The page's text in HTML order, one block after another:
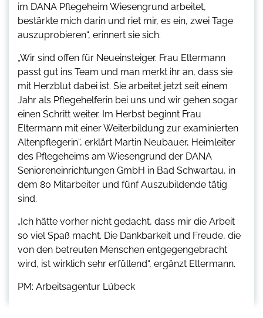
im DANA Pflegeheim Wiesengrund arbeitet,
bestärkte mich darin und riet mir, es ein, zwei Tage
auszuprobieren“, erinnert sie sich.
„Wir sind offen für Neueinsteiger. Frau Eltermann
passt gut ins Team und man merkt ihr an, dass sie
mit Herzblut dabei ist. Sie arbeitet jetzt seit einem
Jahr als Pflegehelferin bei uns und wir gehen sogar
einen Schritt weiter. Im Herbst beginnt Frau
Eltermann mit einer Weiterbildung zur examinierten
Altenpflegerin“, erklärt Martin Neubauer, Heimleiter
des Pflegeheims am Wiesengrund der DANA
Senioreneinrichtungen GmbH in Bad Schwartau, in
dem 80 Mitarbeiter und fünf Auszubildende tätig
sind.
„Ich hätte vorher nicht gedacht, dass mir die Arbeit
so viel Spaß macht. Die Dankbarkeit und Freude, die
von den betreuten Menschen entgegengebracht
wird, ist wirklich sehr erfüllend“, ergänzt Eltermann.
PM: Arbeitsagentur Lübeck